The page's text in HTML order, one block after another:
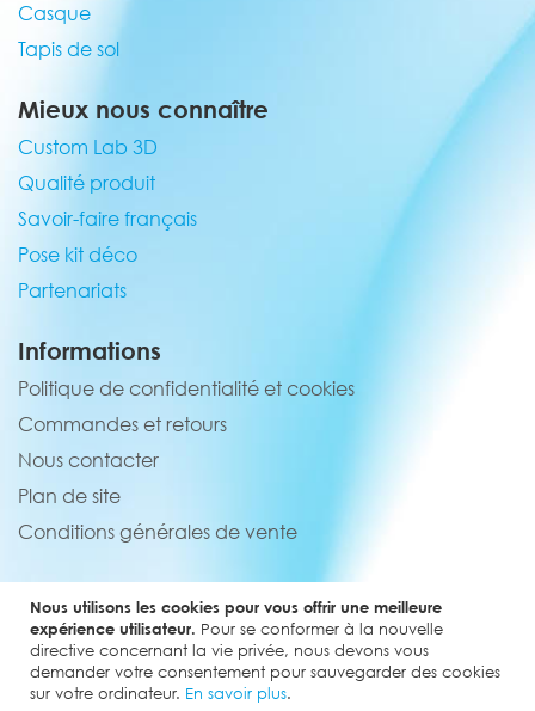
Nous utilisons les cookies pour vous offrir une meilleure
expérience utilisateur. Pour se conformer à la nouvelle
directive concernant la vie privée, nous devons vous
demander votre consentement pour sauvegarder des cookies
sur votre ordinateur. En savoir plus.
Casque
Tapis de sol
Mieux nous connaître
Custom Lab 3D
Qualité produit
Savoir-faire français
Pose kit déco
Partenariats
Informations
Politique de confidentialité et cookies
Commandes et retours
Nous contacter
Plan de site
Conditions générales de vente
Service client
02 44 84 90 44
contact@elevenmx.com
5 rue de la garenne 28160 Yèvres